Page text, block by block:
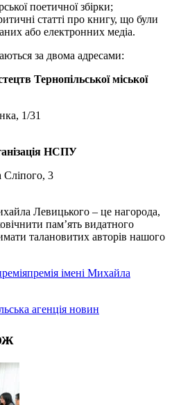
поетичної збірки;
статті про книгу, що були
або електронних медіа.
за двома адресами:
Тернопільської міської
1/31
НСПУ
Сліпого, 3
Левицького – це нагорода,
пам’ять видатного
талановитих авторів нашого
премія імені Михайла
агенція новин